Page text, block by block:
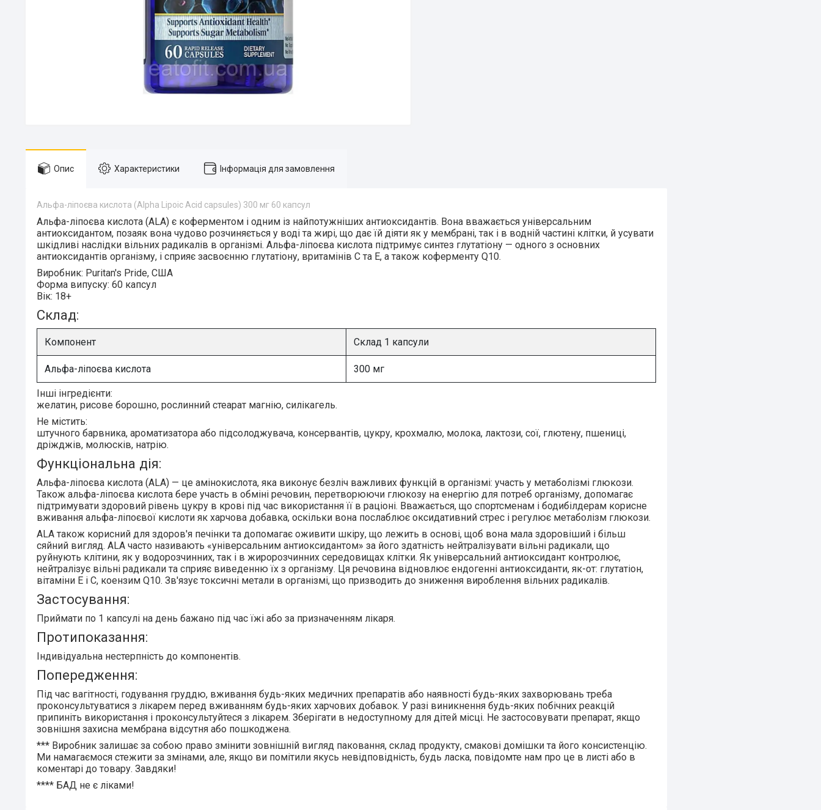
Опис Характеристики Інформація для замовлення
Альфа-ліпоєва кислота (Alpha Lipoic Acid capsules) 300 мг 60 капсул
Альфа-ліпоєва кислота (ALA) є коферментом і одним із найпотужніших антиоксидантів. Вона вважається універсальним
антиоксидантом, позаяк вона чудово розчиняється у воді та жирі, що дає їй діяти як у мембрані, так і в водній частині клітки, й усувати
шкідливі наслідки вільних радикалів в організмі. Альфа-ліпоєва кислота підтримує синтез глутатіону — одного з основних
антиоксидантів організму, і сприяє засвоєнню глутатіону, вритамінів С та Е, а також коферменту Q10.
Виробник: Puritan's Pride, США
Форма випуску: 60 капсул
Вік: 18+
Склад:
Компонент Склад 1 капсули
Альфа-ліпоєва кислота 300 мг
Інші інгредієнти:
желатин, рисове борошно, рослинний стеарат магнію, силікагель.
Не містить:
штучного барвника, ароматизатора або підсолоджувача, консервантів, цукру, крохмалю, молока, лактози, сої, глютену, пшениці,
дріжджів, молюсків, натрію.
Функціональна дія:
Альфа-ліпоєва кислота (ALA) — це амінокислота, яка виконує безліч важливих функцій в організмі: участь у метаболізмі глюкози.
Також альфа-ліпоєва кислота бере участь в обміні речовин, перетворюючи глюкозу на енергію для потреб організму, допомагає
підтримувати здоровий рівень цукру в крові під час використання її в раціоні. Вважається, що спортсменам і бодибілдерам корисне
вживання альфа-ліпоєвої кислоти як харчова добавка, оскільки вона послаблює оксидативний стрес і регулює метаболізм глюкози.
ALA також корисний для здоров'я печінки та допомагає оживити шкіру, що лежить в основі, щоб вона мала здоровіший і більш
сяйний вигляд. ALA часто називають «універсальним антиоксидантом» за його здатність нейтралізувати вільні радикали, що
руйнують клітини, як у водорозчинних, так і в жиророзчинних середовищах клітки. Як універсальний антиоксидант контролює,
нейтралізує вільні радикали та сприяє виведенню їх з організму. Ця речовина відновлює ендогенні антиоксиданти, як-от: глутатіон,
вітаміни Е і С, коензим Q10. Зв'язує токсичні метали в організмі, що призводить до зниження вироблення вільних радикалів.
Застосування:
Приймати по 1 капсулі на день бажано під час їжі або за призначенням лікаря.
Протипоказання:
Індивідуальна нестерпність до компонентів.
Попередження:
Під час вагітності, годування груддю, вживання будь-яких медичних препаратів або наявності будь-яких захворювань треба
проконсультуватися з лікарем перед вживанням будь-яких харчових добавок. У разі виникнення будь-яких побічних реакцій
припиніть використання і проконсультуйтеся з лікарем. Зберігати в недоступному для дітей місці. Не застосовувати препарат, якщо
зовнішня захисна мембрана відсутня або пошкоджена.
*** Виробник залишає за собою право змінити зовнішній вигляд паковання, склад продукту, смакові домішки та його консистенцію.
Ми намагаємося стежити за змінами, але, якщо ви помітили якусь невідповідність, будь ласка, повідомте нам про це в листі або в
коментарі до товару. Завдяки!
**** БАД не є ліками!